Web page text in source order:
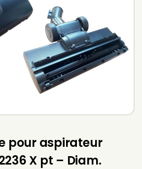
pour aspirateur
X pt – Diam.